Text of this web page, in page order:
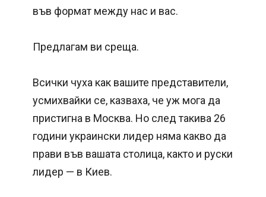
във формат между нас и вас.
Предлагам ви среща.
Всички чуха как вашите представители,
усмихвайки се, казваха, че уж мога да
пристигна в Москва. Но след такива 26
години украински лидер няма какво да
прави във вашата столица, както и руски
лидер — в Киев.